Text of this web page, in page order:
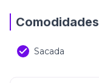
Sacada